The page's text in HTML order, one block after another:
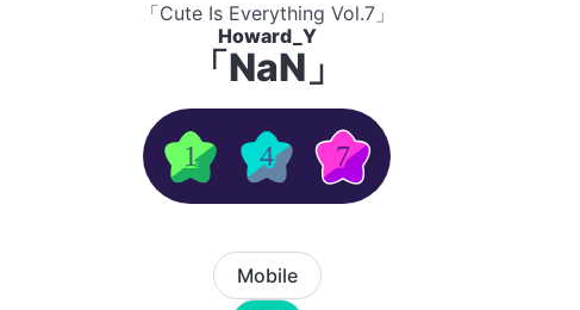
「Cute Is Everything Vol.7」
Howard_Y
「NaN」
1 4 7
Mobile